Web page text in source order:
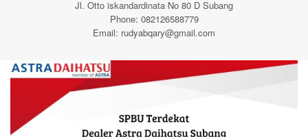
Jl. Otto iskandardinata No 80 D Subang
Phone: 082126588779
Email: rudyabqary@gmail.com